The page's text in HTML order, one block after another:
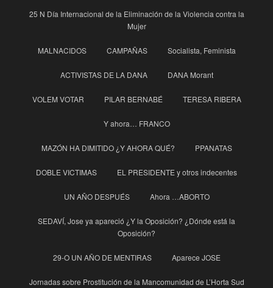
25 N Día Internacional de la Eliminación de la Violencia contra la
Mujer
MALNACIDOS CAMPAÑAS Socialista, Feminista
ACTIVISTAS DE LA DANA DANA Morant
VOLEM VOTAR PILAR BERNABÉ TERESA RIBERA
Y ahora… FRANCO
MAZÓN HA DIMITIDO ¿Y AHORA QUÉ? PPANATAS
DOBLE VICTIMAS EL PRESIDENTE y otros indecentes
UN AÑO DESPUÉS Ahora …ABORTO
SEDAVÍ, Jose ya apareció ¿Y la Oposición? ¿Dónde está la
Oposición?
29-O UN AÑO DE MENTIRAS Aparece JOSE
Jornadas sobre Prostitución de la Mancomunidad de L’Horta Sud